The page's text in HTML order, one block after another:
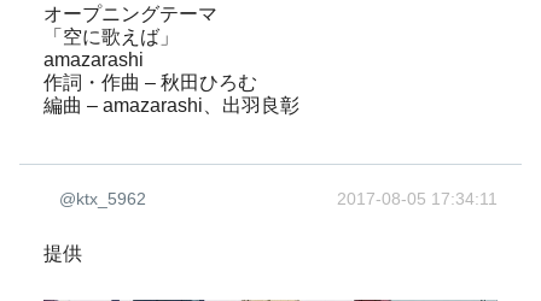
オープニングテーマ
「空に歌えば」
amazarashi
作詞・作曲 – 秋田ひろむ
編曲 – amazarashi、出羽良彰
@ktx_5962 2017-08-05 17:34:11
提供